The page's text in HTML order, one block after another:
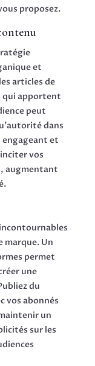
proposez.
et
articles de
qui apportent
peut
dans
et
vos
augmentant
marque. Un
permet
une
du
vos abonnés
un
sur les